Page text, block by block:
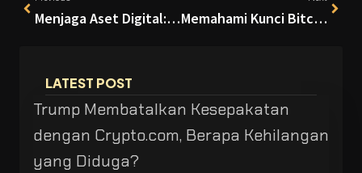
Menjaga Aset Digital: Panduan Definitif Operasi Keamanan Bitcoin Memahami Kunci Bitcoin dan Strategi Keamanan Digital Terbaik
LATEST POST
Trump Membatalkan Kesepakatan
dengan Crypto.com, Berapa Kehilangan
yang Diduga?